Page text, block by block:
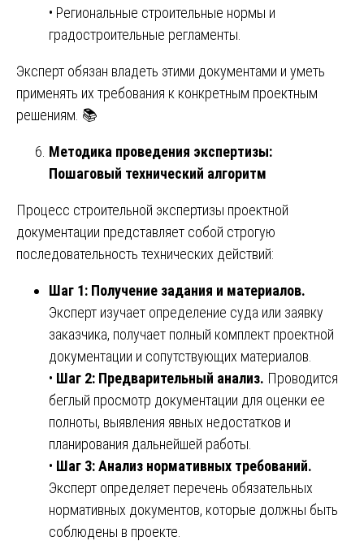
• Региональные строительные нормы и
градостроительные регламенты.
Эксперт обязан владеть этими документами и уметь
применять их требования к конкретным проектным
решениям. 📚
Методика проведения экспертизы:
Пошаговый технический алгоритм
Процесс строительной экспертизы проектной
документации представляет собой строгую
последовательность технических действий:
Шаг 1: Получение задания и материалов.
Эксперт изучает определение суда или заявку
заказчика, получает полный комплект проектной
документации и сопутствующих материалов.
• Шаг 2: Предварительный анализ. Проводится
беглый просмотр документации для оценки ее
полноты, выявления явных недостатков и
планирования дальнейшей работы.
• Шаг 3: Анализ нормативных требований.
Эксперт определяет перечень обязательных
нормативных документов, которые должны быть
соблюдены в проекте.